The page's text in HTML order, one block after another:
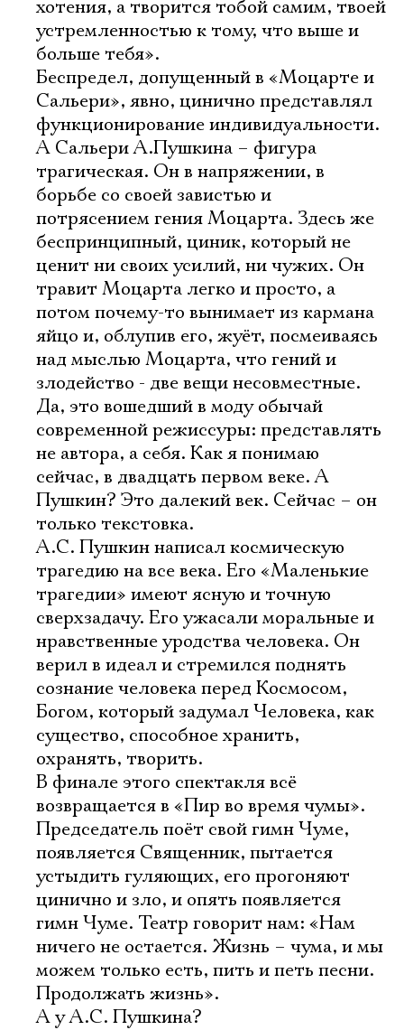
хотения, а творится тобой самим, твоей
устремленностью к тому, что выше и
больше тебя».
Беспредел, допущенный в «Моцарте и
Сальери», явно, цинично представлял
функционирование индивидуальности.
А Сальери А.Пушкина – фигура
трагическая. Он в напряжении, в
борьбе со своей завистью и
потрясением гения Моцарта. Здесь же
беспринципный, циник, который не
ценит ни своих усилий, ни чужих. Он
травит Моцарта легко и просто, а
потом почему-то вынимает из кармана
яйцо и, облупив его, жуёт, посмеиваясь
над мыслью Моцарта, что гений и
злодейство - две вещи несовместные.
Да, это вошедший в моду обычай
современной режиссуры: представлять
не автора, а себя. Как я понимаю
сейчас, в двадцать первом веке. А
Пушкин? Это далекий век. Сейчас – он
только текстовка.
А.С. Пушкин написал космическую
трагедию на все века. Его «Маленькие
трагедии» имеют ясную и точную
сверхзадачу. Его ужасали моральные и
нравственные уродства человека. Он
верил в идеал и стремился поднять
сознание человека перед Космосом,
Богом, который задумал Человека, как
существо, способное хранить,
охранять, творить.
В финале этого спектакля всё
возвращается в «Пир во время чумы».
Председатель поёт свой гимн Чуме,
появляется Священник, пытается
устыдить гуляющих, его прогоняют
цинично и зло, и опять появляется
гимн Чуме. Театр говорит нам: «Нам
ничего не остается. Жизнь – чума, и мы
можем только есть, пить и петь песни.
Продолжать жизнь».
А у А.С. Пушкина?
Электропочта
Имя
Ознакомиться